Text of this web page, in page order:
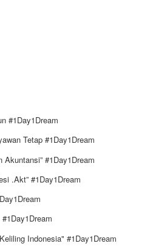
#1Day1Dream
Tetap #1Day1Dream
Akuntansi” #1Day1Dream
.Akt” #1Day1Dream
Indonesia" #1Day1Dream